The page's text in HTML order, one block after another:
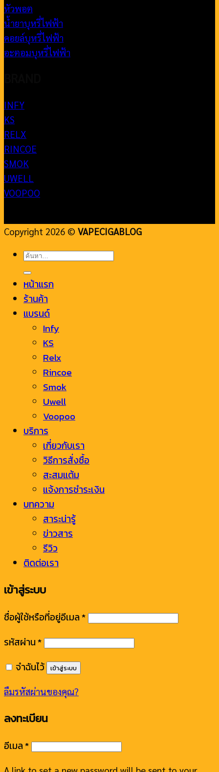
หัวพอต
น้ำยาบุหรี่ไฟฟ้า
คอยล์บุหรี่ไฟฟ้า
อะตอมบุหรี่ไฟฟ้า
INFY
KS
RELX
RINCOE
SMOK
UWELL
VOOPOO
Copyright 2026 © VAPECIGABLOG
ค้นหา:
หน้าแรก
ร้านค้า
แบรนด์
Infy
KS
Relx
Rincoe
Smok
Uwell
Voopoo
บริการ
เกี่ยวกับเรา
วิธีการสั่งซื้อ
สะสมแต้ม
แจ้งการชำระเงิน
บทความ
สาระน่ารู้
ข่าวสาร
รีวิว
ติดต่อเรา
เข้าสู่ระบบ
ชื่อผู้ใช้หรือที่อยู่อีเมล*
รหัสผ่าน*
จำฉันไว้ เข้าสู่ระบบ
ลืมรหัสผ่านของคุณ?
ลงทะเบียน
อีเมล*